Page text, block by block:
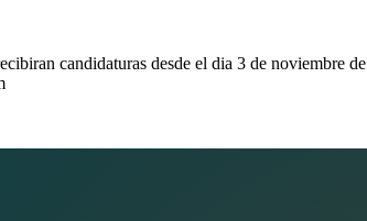
candidaturas desde el dia 3 de noviembre